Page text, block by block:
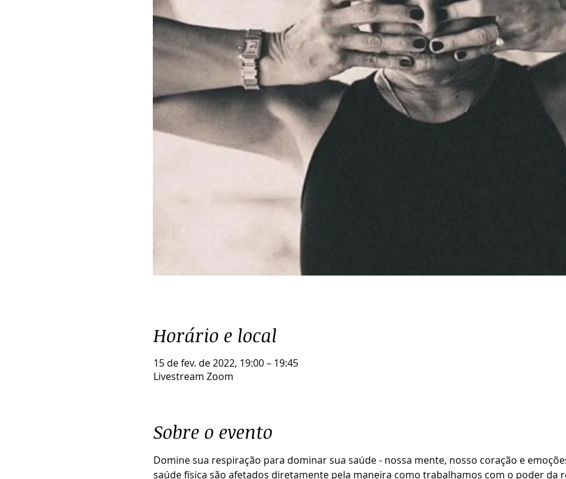
Horário e local
15 de fev. de 2022, 19:00 – 19:45
Livestream Zoom
Sobre o evento
Domine sua respiração para dominar sua saúde - nossa mente, nosso coração e
saúde física são afetados diretamente pela maneira como trabalhamos com o poder da